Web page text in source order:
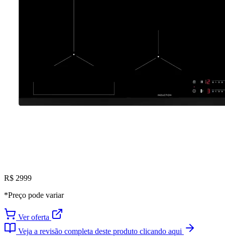
R$ 2999
*Preço pode variar
Ver oferta
Veja a revisão completa deste produto clicando aqui